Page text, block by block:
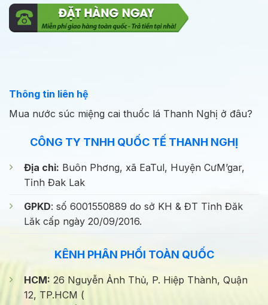
Thông tin liên hệ
Mua nước súc miệng cai thuốc lá Thanh Nghị ở đâu?
CÔNG TY TNHH QUỐC TẾ THANH NGHỊ
Địa chỉ: Buôn Phơng, xã EaTul, Huyện CưM’gar,
Tỉnh Đak Lak
GPKD: số 6001550889 do sở KH & ĐT Tỉnh Đăk
Lăk cấp ngày 20/09/2016.
KÊNH PHÂN PHỐI TOÀN QUỐC
HCM: 26 Nguyễn Ảnh Thủ, P. Hiệp Thành, Quận
12, TP.HCM (